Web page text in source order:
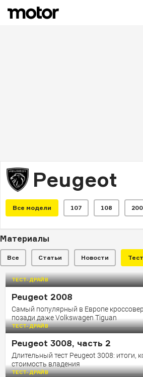
Peugeot
Все модели 107 108
Материалы
Все Статьи Новости
VW Taos или
Можно ли с помощью Peugeot
Volkswagen поможет
ТЕСТ-ДРАЙВ
Peugeot 2008
Самый популярный в Европе
позади даже Volkswagen Tiguan
ТЕСТ-ДРАЙВ
Peugeot 3008, часть 2
Длительный тест Peugeot 3008: итоги,
стоимость владения
ТЕСТ-ДРАЙВ